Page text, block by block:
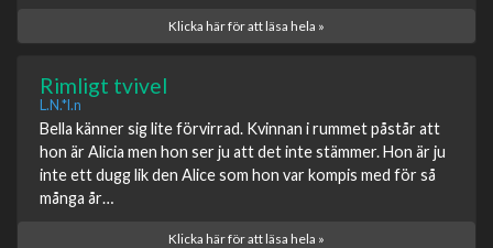
Klicka här för att läsa hela »
Rimligt tvivel
L.N.*l.n
Bella känner sig lite förvirrad. Kvinnan i rummet påstår att
hon är Alicia men hon ser ju att det inte stämmer. Hon är ju
inte ett dugg lik den Alice som hon var kompis med för så
många år…
Klicka här för att läsa hela »